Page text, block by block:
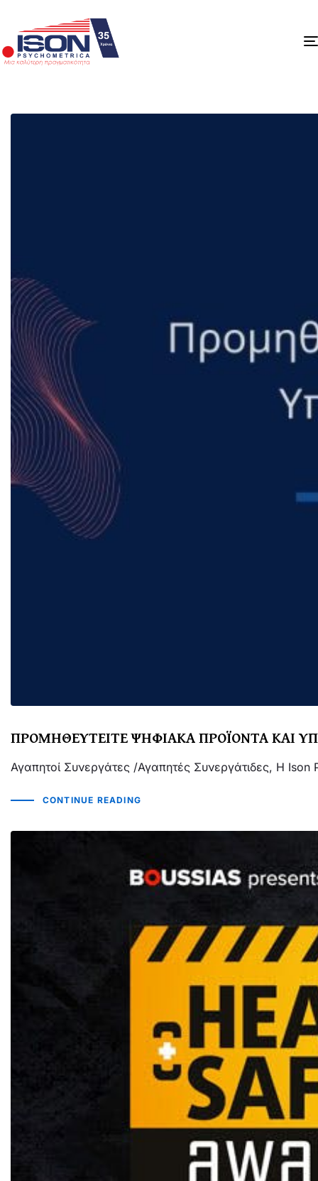
ΠΡΟΜΗΘΕΥΤΕΙΤΕ ΨΗΦΙΑΚΑ ΠΡΟΪΟΝΤΑ ΚΑΙ
Αγαπητοί Συνεργάτες /Αγαπητές Συνεργάτιδες, Η
CONTINUE READING